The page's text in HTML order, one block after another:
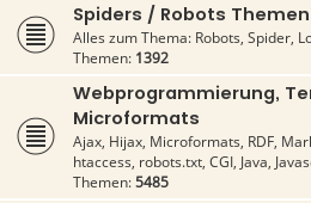
Spiders / Robots Themen
Alles zum Thema: Robots, Spider,
Themen: 1392
Webprogrammierung,
Microformats
Ajax, Hijax, Microformats, RDF,
htaccess, robots.txt, CGI, Java,
Themen:5485